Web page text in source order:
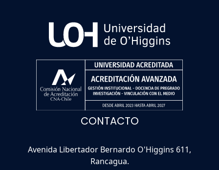
CONTACTO
Avenida Libertador Bernardo O'Higgins 611,
Rancagua.